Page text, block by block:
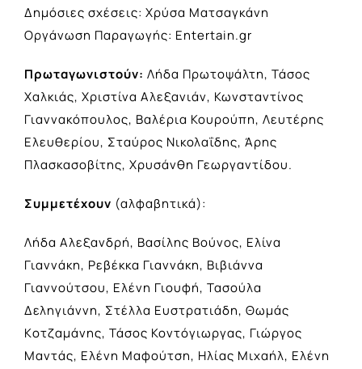
Δημόσιες σχέσεις: Χρύσα Ματσαγκάνη
Οργάνωση Παραγωγής: Entertain.gr
Πρωταγωνιστούν: Λήδα Πρωτοψάλτη, Τάσος
Χαλκιάς, Χριστίνα Αλεξανιάν, Κωνσταντίνος
Γιαννακόπουλος, Βαλέρια Κουρούπη, Λευτέρης
Ελευθερίου, Σταύρος Νικολαΐδης, Άρης
Πλασκασοβίτης, Χρυσάνθη Γεωργαντίδου.
Συμμετέχουν (αλφαβητικά):
Λήδα Αλεξανδρή, Βασίλης Βούνος, Ελίνα
Γιαννάκη, Ρεβέκκα Γιαννάκη, Βιβιάννα
Γιαννούτσου, Ελένη Γιουφή, Τασούλα
Δεληγιάννη, Στέλλα Ευστρατιάδη, Θωμάς
Kοτζαμάνης, Τάσος Κοντόγιωργας, Γιώργος
Μαντάς, Ελένη Μαφούτση, Ηλίας Μιχαήλ, Ελένη